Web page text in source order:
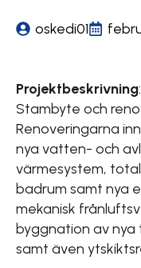
oskedi01
Projektbeskrivning:
Stambyte och
Renoveringarna
nya vatten- och
värmesystem,
badrum samt nya
mekanisk
byggnation av
samt även